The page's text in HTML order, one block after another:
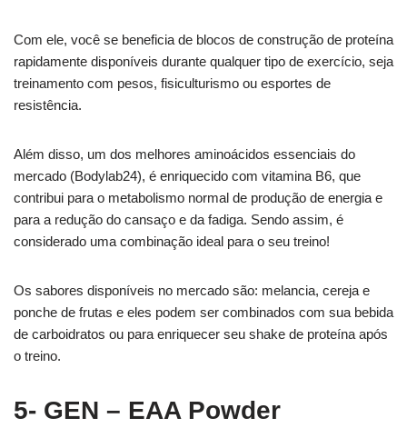
Com ele, você se beneficia de blocos de construção de proteína
rapidamente disponíveis durante qualquer tipo de exercício, seja
treinamento com pesos, fisiculturismo ou esportes de
resistência.
Além disso, um dos melhores aminoácidos essenciais do
mercado (Bodylab24), é enriquecido com vitamina B6, que
contribui para o metabolismo normal de produção de energia e
para a redução do cansaço e da fadiga. Sendo assim, é
considerado uma combinação ideal para o seu treino!
Os sabores disponíveis no mercado são: melancia, cereja e
ponche de frutas e eles podem ser combinados com sua bebida
de carboidratos ou para enriquecer seu shake de proteína após
o treino.
5- GEN – EAA Powder